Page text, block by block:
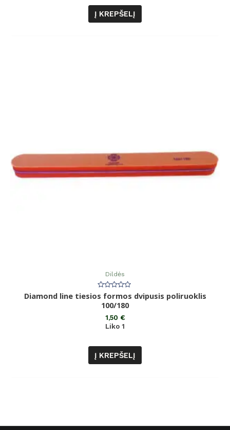
Į KREPŠELĮ
Dildės
Įvertinimas:
0
iš
Diamond line tiesios formos dvipusis poliruoklis
100/180
1,50 €
Liko 1
Į KREPŠELĮ